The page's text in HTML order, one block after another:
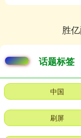
胜
话题标签
中国
刷屏